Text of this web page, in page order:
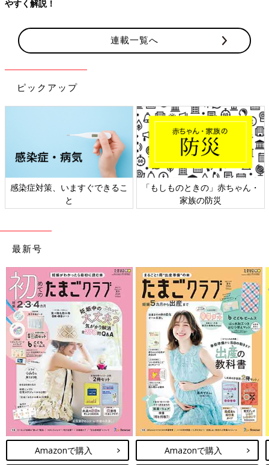
連載一覧へ
ピックアップ
ますぐできるこ
「もしものときの」赤ちゃん・
日本外来小
最新号
Amazonで購入 Amazonで購入